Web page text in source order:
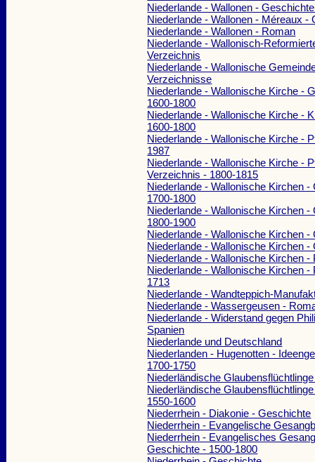
Niederlande - Wallonen -
Niederlande - Wallonen - Méreaux -
Niederlande - Wallonen - Roman
Niederlande - Wallonisch-
Verzeichnis
Niederlande - Wallonische
Verzeichnisse
Niederlande - Wallonische Kirche -
1600-1800
Niederlande - Wallonische Kirche -
1600-1800
Niederlande - Wallonische Kirche -
1987
Niederlande - Wallonische Kirche -
Verzeichnis - 1800-1815
Niederlande - Wallonische Kirchen -
1700-1800
Niederlande - Wallonische Kirchen -
1800-1900
Niederlande - Wallonische Kirchen -
Niederlande - Wallonische Kirchen -
Niederlande - Wallonische Kirchen -
Niederlande - Wallonische Kirchen -
1713
Niederlande - Wandteppich-
Niederlande - Wassergeusen -
Niederlande - Widerstand gegen
Spanien
Niederlande und Deutschland
Niederlanden - Hugenotten -
1700-1750
Niederländische
Niederländische
1550-1600
Niederrhein - Diakonie - Geschichte
Niederrhein - Evangelische
Niederrhein - Evangelisches
Geschichte - 1500-1800